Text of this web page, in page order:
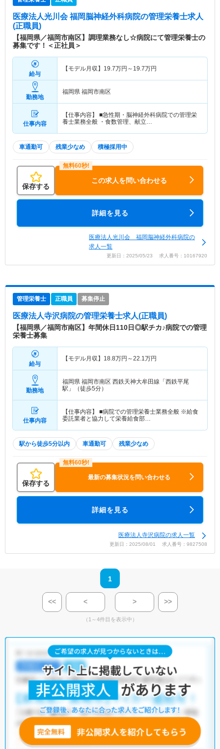
医療法人光川会 福岡脳神経外科病院の管理栄養士求人
(正職員)
【福岡県／福岡市南区】調理業務なし☆病院にて管理栄養士の
募集です！＜正社員＞
給与
【モデル月収】 19.7万円～ 19.7万円
勤務地
福岡県 福岡市南区
仕事内容
【仕事内容】 ■急性期・脳神経外科病院での管理栄
養士業務全般 ・食数管理、献立…
車通勤可 残業少なめ 積極採用中
保存する
この求人を問い合わせる
詳細を見る
医療法人光川会 福岡脳神経外科病院の
求人一覧
更新日：2025/05/23 求人番号：10167920
管理栄養士 正職員 募集停止
医療法人寺沢病院の管理栄養士求人(正職員)
【福岡県／福岡市南区】年間休日110日◎駅チカ♪病院での管理
栄養士募集
給与
【モデル月収】 18.8万円～22.1万円
勤務地
福岡県 福岡市南区 西鉄天神大牟田線「西鉄平尾
駅」（徒歩5分）
仕事内容
【仕事内容】 ■病院での管理栄養士業務全般 ※給食
委託業者と協力して栄養給食部…
駅から徒歩5分以内 車通勤可 残業少なめ
保存する
最新の募集状況を問い合わせる
詳細を見る
医療法人寺沢病院の求人一覧
更新日：2025/08/01 求人番号：9827508
1
<< < > >>
（1～4件目を表示中）